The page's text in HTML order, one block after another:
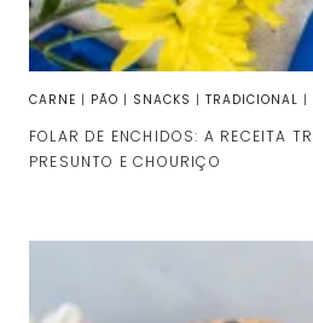
CARNE | PÃO | SNACKS | TRADICIONAL |
FOLAR DE ENCHIDOS: A RECEITA
PRESUNTO E CHOURIÇO